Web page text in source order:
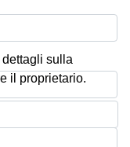
sulla
il proprietario.